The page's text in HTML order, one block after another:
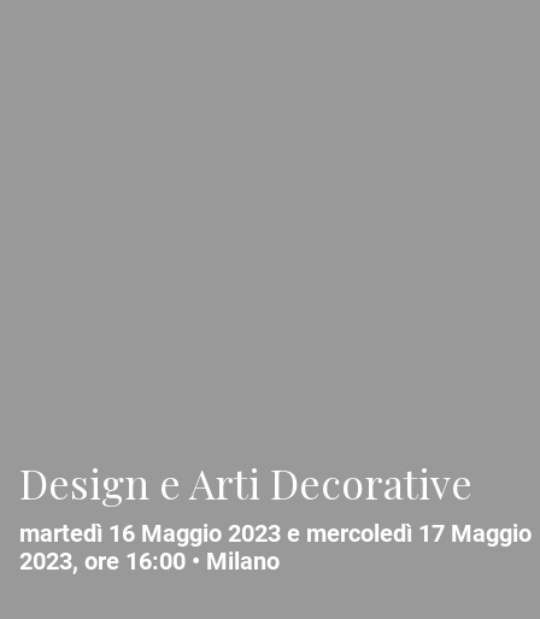
Design e Arti Decorative
martedì 16 Maggio 2023 e mercoledì 17 Maggio
2023, ore 16:00 • Milano